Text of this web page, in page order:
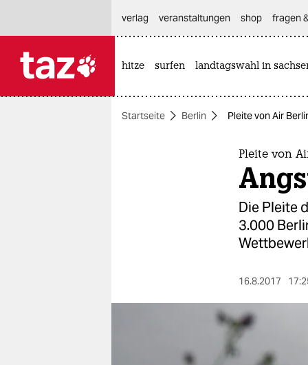
themen
verlag
veranstaltungen shop fragen
hitze surfen landtagswahl in
Startseite Berlin Pleite von Air
Pleite von
Die Pleite
3.000
16.8.2017